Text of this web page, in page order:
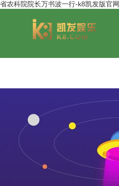
省农科院院长万书波一行-k8凯发版官网